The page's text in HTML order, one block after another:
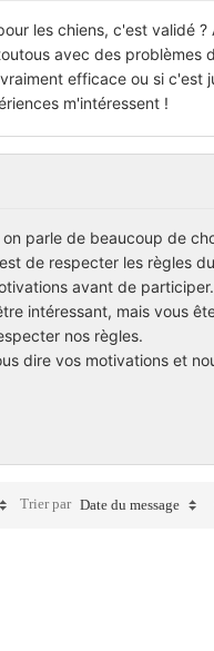
les chiens, c'est validé
avec des problèmes
efficace ou si c'est
m'intéressent !
parle de beaucoup de
de respecter les règles
avant de participer.
intéressant, mais vous
nos règles.
dire vos motivations et
Trier par Date du message